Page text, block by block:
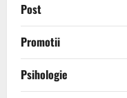
Post
Promotii
Psihologie